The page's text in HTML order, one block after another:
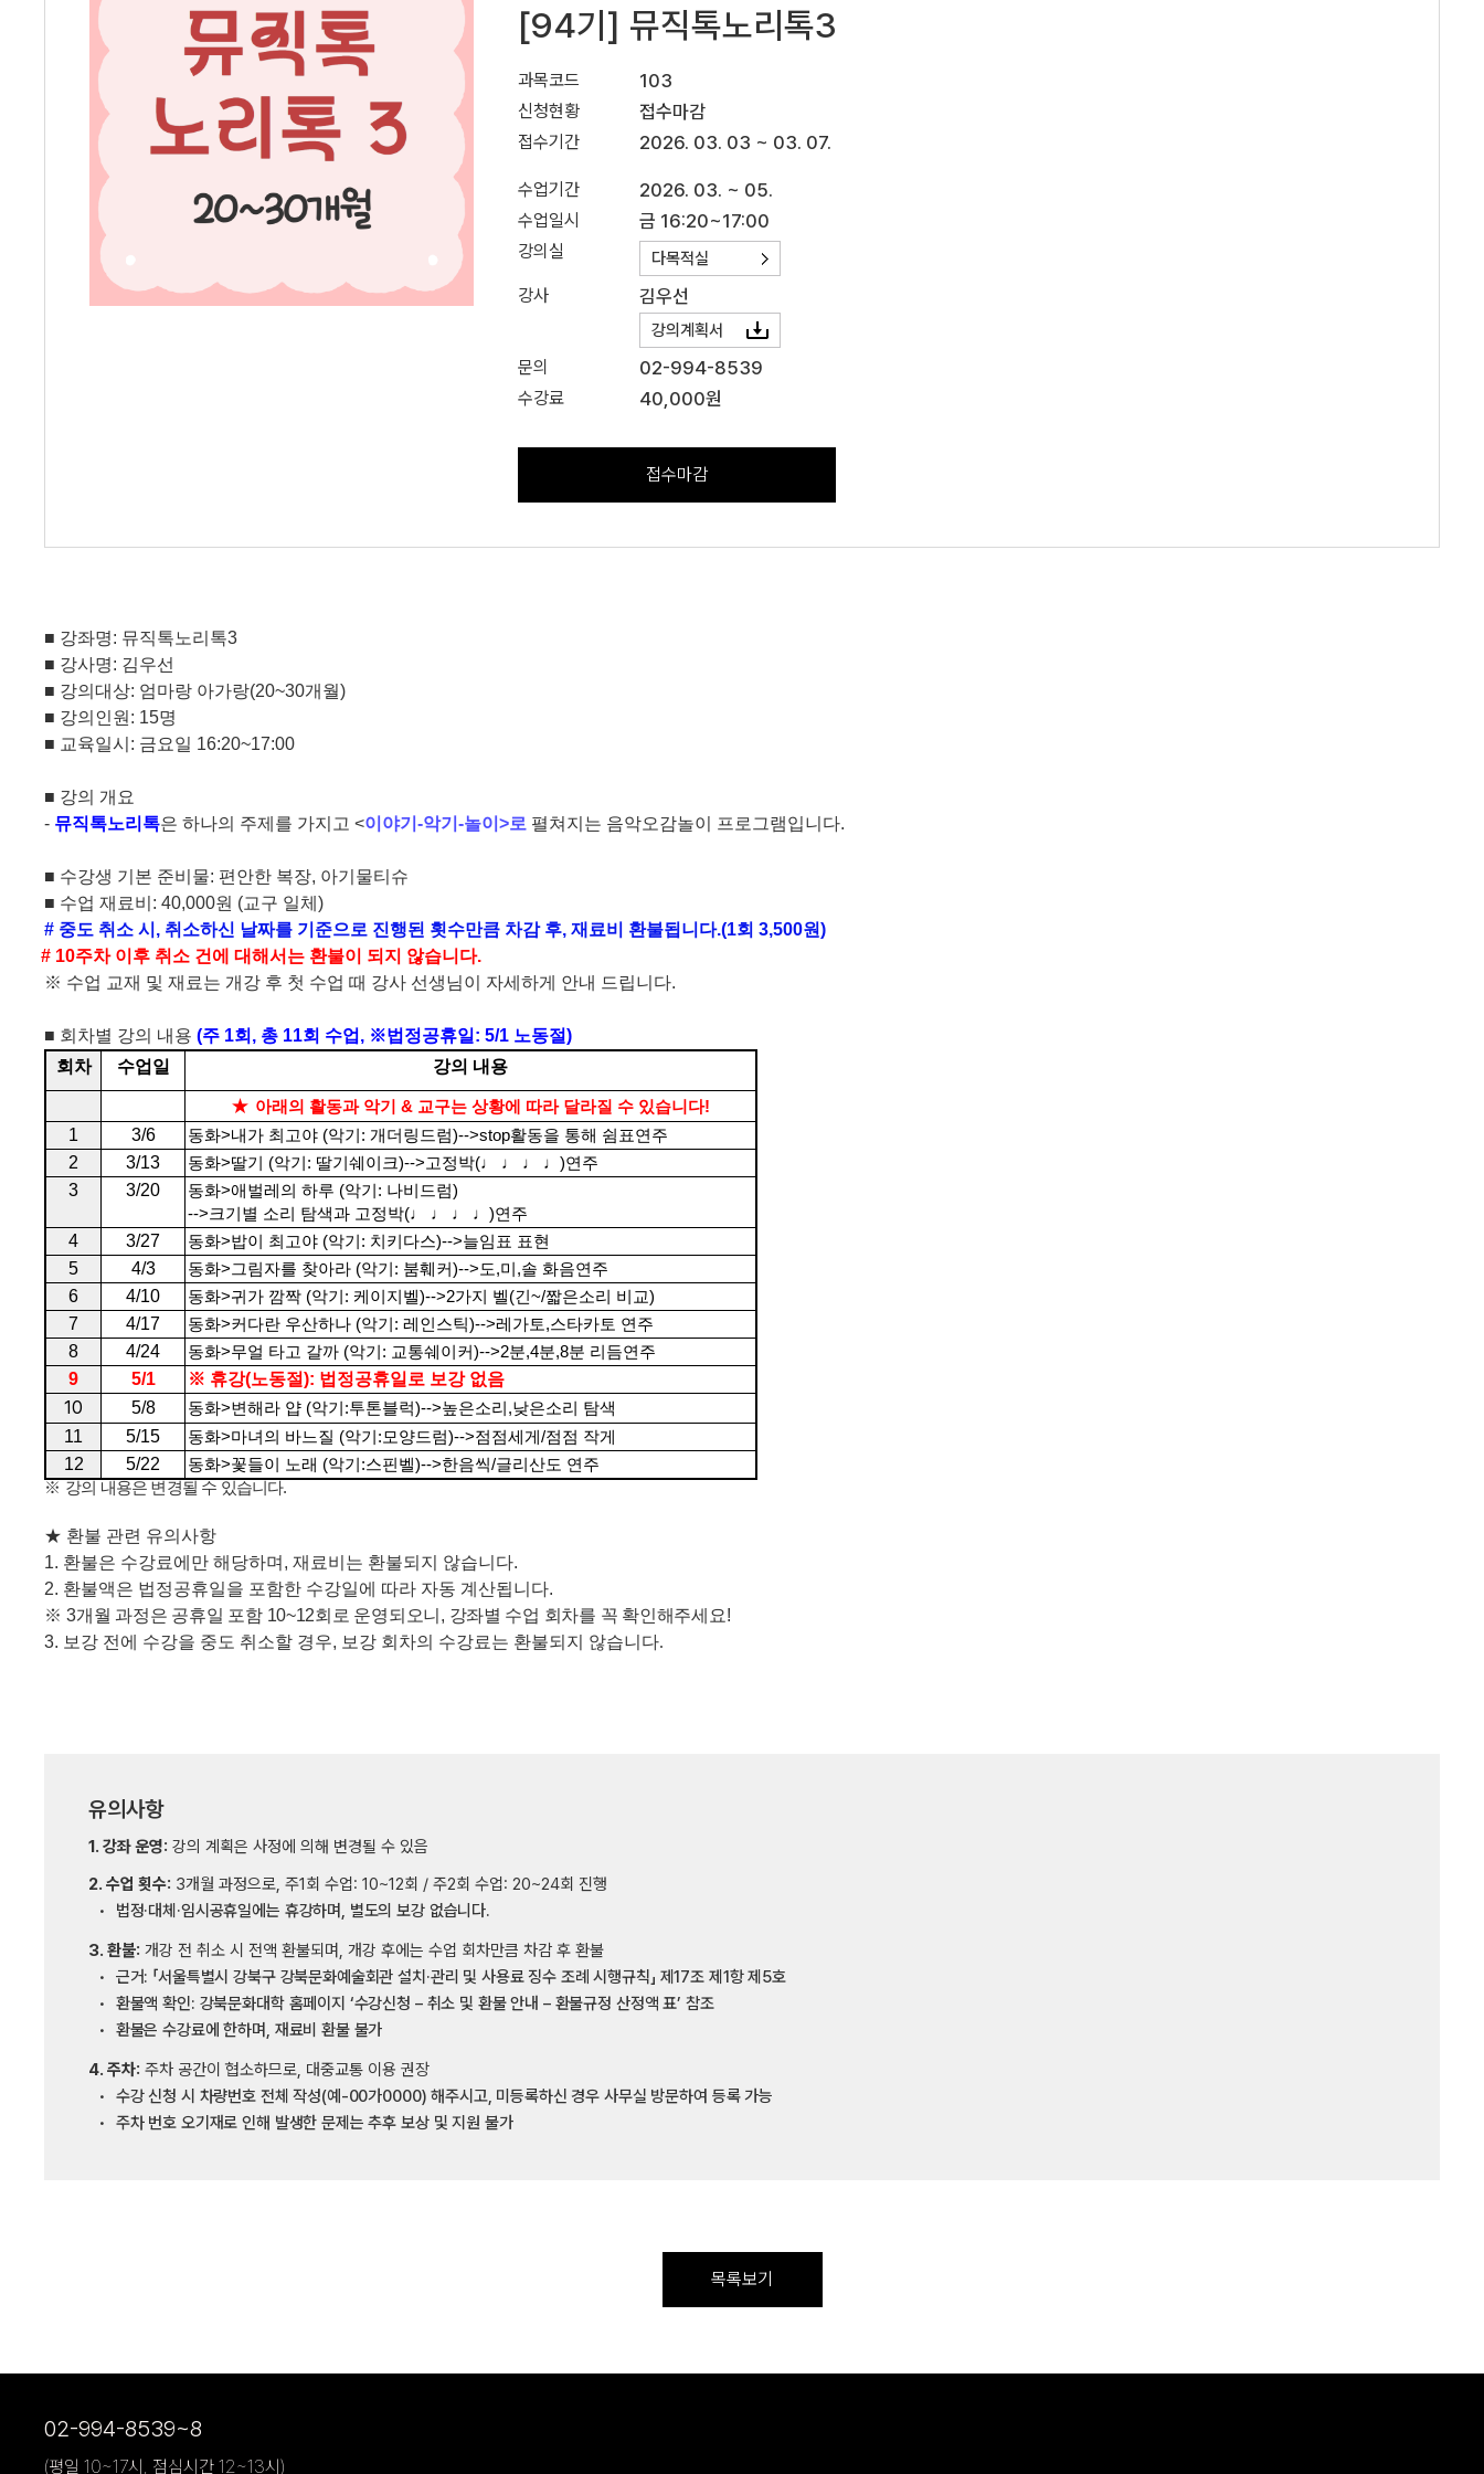
[94기] 뮤직톡노리톡3
과목코드 103
신청현황 접수마감
접수기간 2026. 03. 03 ~ 03. 07.
수업기간 2026. 03. ~ 05.
수업일시 금 16:20~17:00
강의실 다목적실
강사 김우선
강의계획서
문의 02-994-8539
수강료 40,000원
접수마감
■ 강좌명: 뮤직톡노리톡3
■ 강사명: 김우선
■ 강의대상: 엄마랑 아가랑(20~30개월)
■ 강의인원 : 15명
■ 교육일시 : 금요일 16:20~17:00
■ 강의 개요
- 뮤직톡노리톡은 하나의 주제를 가지고 <이야기 -악기 -놀이 >로 펼쳐지는 음악오감놀이 프로그램입니다.
■ 수강생 기본 준비물: 편안한 복장, 아기물티슈
■ 수업 재료비 : 40,000원 (교구 일체 )
# 중도 취소 시 , 취소하신 날짜를 기준으로 진행된 횟수만큼 차감 후, 재료비 환불됩니다.(1회 3,500원)
# 10주차 이후 취소 건에 대해서는 환불이 되지 않습니다.
※ 수업 교재 및 재료는 개강 후 첫 수업 때 강사 선생님이 자세하게 안내 드립니다.
■ 회차별 강의 내용 (주 1회 , 총 11회 수업 , ※법정공휴일 : 5/1 노동절)
회차
수업일 강의 내용
★ 아래의 활동과 악기 & 교구는 상황에 따라 달라질 수 있습니다!
1 3/6 동화>내가 최고야 (악기 : 개더링드럼)-->stop활동을 통해 쉼표연주
2 3/13 동화>딸기 (악기 : 딸기쉐이크)-->고정박(♩ ♩ ♩ ♩ )연주
3 3/20 동화>애벌레의 하루 (악기 : 나비드럼)
-->크기별 소리 탐색과 고정박(♩ ♩ ♩ ♩ )연주
4 3/27 동화>밥이 최고야 (악기 : 치키다스)-->늘임표 표현
5 4/3 동화>그림자를 찾아라 (악기 : 붐훼커)-->도,미 ,솔 화음연주
6 4/10 동화>귀가 깜짝 (악기 : 케이지벨)-->2가지 벨(긴 ~/짧은소리 비교)
7 4/17 동화>커다란 우산하나 (악기 : 레인스틱)-->레가토,스타카토 연주
8 4/24 동화>무얼 타고 갈까 (악기 : 교통쉐이커)-->2분,4분,8분 리듬연주
9 5/1 ※ 휴강(노동절): 법정공휴일로 보강 없음
10 5/8 동화>변해라 얍 (악기 :투톤블럭)-->높은소리 ,낮은소리 탐색
11 5/15 동화>마녀의 바느질 (악기 :모양드럼)-->점점세게 /점점 작게
12 5/22 동화>꽃들이 노래 (악기 :스핀벨)-->한음씩/글리산도 연주
※ 강의 내용은 변경될 수 있습니다.
★ 환불 관련 유의사항
1. 환불은 수강료에만 해당하며 , 재료비는 환불되지 않습니다.
2. 환불액은 법정공휴일을 포함한 수강일에 따라 자동 계산됩니다.
※ 3개 월 과정은 공휴일 포함 10~12회로 운영되오니 , 강좌별 수업 회차를 꼭 확인해주세요!
3. 보강 전에 수강을 중도 취소할 경우, 보강 회차의 수강료는 환불되지 않습니다.
유의사항
1. 강좌 운영: 강의 계획은 사정에 의해 변경될 수 있음
2. 수업 횟수: 3개월 과정으로, 주1회 수업: 10~12회 / 주2회 수업: 20~24회 진행
법정·대체·임시공휴일에는 휴강하며, 별도의 보강 없습니다.
3. 환불: 개강 전 취소 시 전액 환불되며, 개강 후에는 수업 회차만큼 차감 후 환불
근거: 「서울특별시 강북구 강북문화예술회관 설치·관리 및 사용료 징수 조례 시행규칙」 제17조 제1항 제5호
환불액 확인: 강북문화대학 홈페이지 ‘수강신청 – 취소 및 환불 안내 – 환불규정 산정액 표’ 참조
환불은 수강료에 한하며, 재료비 환불 불가
4. 주차: 주차 공간이 협소하므로, 대중교통 이용 권장
수강 신청 시 차량번호 전체 작성(예-00가0000) 해주시고, 미등록하신 경우 사무실 방문하여 등록 가능
주차 번호 오기재로 인해 발생한 문제는 추후 보상 및 지원 불가
목록보기
02-994-8539~8
(평일 10~17시, 점심시간 12~13시)